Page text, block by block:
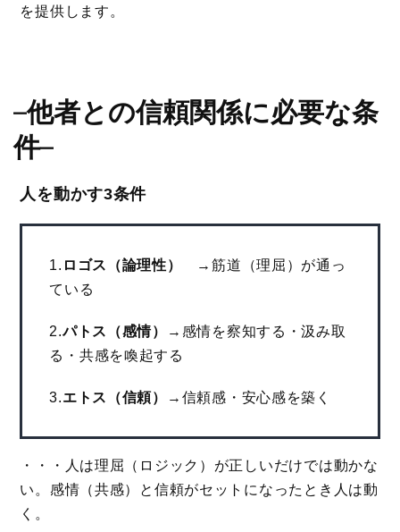
を提供します。
–他者との信頼関係に必要な条
件–
人を動かす3条件
1. ロゴス（論理性）
→筋道（理屈）が通っ
ている
2.パトス（感情）
→感情を察知する・汲み取
る・共感を喚起する
3.エトス（信頼） →信頼感・安心感を築く
・・・人は理屈（ロジック）が正しいだけでは動かな
い。感情（共感）と信頼がセットになったとき人は動
く。